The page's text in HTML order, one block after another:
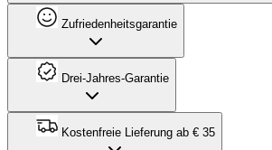
Zufriedenheitsgarantie
Drei-Jahres-Garantie
Kostenfreie Lieferung ab € 35